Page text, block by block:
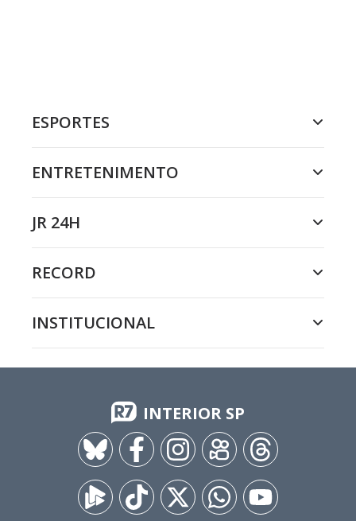
ESPORTES
ENTRETENIMENTO
JR 24H
RECORD
INSTITUCIONAL
INTERIOR SP